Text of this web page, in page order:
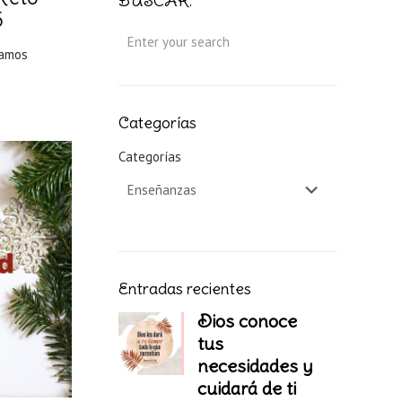
Categorías
Categorías
Entradas recientes
Dios conoce
tus
necesidades y
cuidará de ti